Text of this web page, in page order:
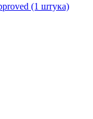
(1 штука)